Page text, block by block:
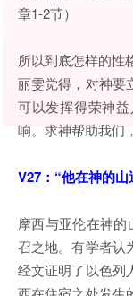
章1-2节）
所以到底怎样的性
丽雯觉得，对神要
可以发挥得荣神
响。求神帮助我们
V27：“他在神的山
摩西与亚伦在神
召之地。有学者认
经文证明了以色列